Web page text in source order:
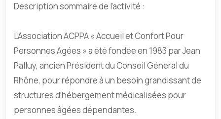
Description sommaire de l’activité :
L’Association ACPPA « Accueil et Confort Pour
Personnes Agées » a été fondée en 1983 par Jean
Palluy, ancien Président du Conseil Général du
Rhône, pour répondre à un besoin grandissant de
structures d’hébergement médicalisées pour
personnes âgées dépendantes.